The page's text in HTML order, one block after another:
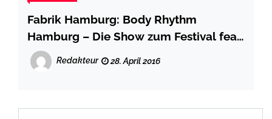
Fabrik Hamburg: Body Rhythm
Hamburg – Die Show zum Festival feat.
Barbatuques u.a.
Redakteur 28. April 2016